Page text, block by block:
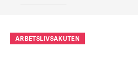
ARBETSLIVSAKUTEN